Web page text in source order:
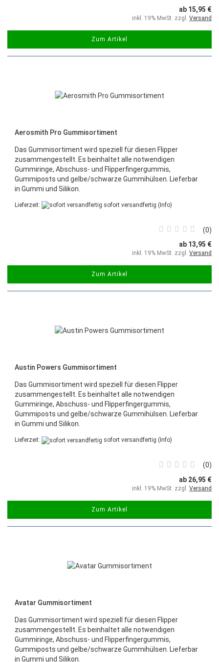
ab 15,95 €
inkl. 19% MwSt. zzgl. Versand
Zum Artikel
Aerosmith Pro Gummisortiment
Das Gummisortiment wird speziell für diesen Flipper
zusammengestellt. Es beinhaltet alle notwendigen
Gummiringe, Abschuss- und Flipperfingergummis,
Gummiposts und gelbe/schwarze Gummihülsen. Lieferbar
in Gummi und Silikon.
Lieferzeit: sofort versandfertig (Info)
0
ab 13,95 €
inkl. 19% MwSt. zzgl. Versand
Zum Artikel
Austin Powers Gummisortiment
Das Gummisortiment wird speziell für diesen Flipper
zusammengestellt. Es beinhaltet alle notwendigen
Gummiringe, Abschuss- und Flipperfingergummis,
Gummiposts und gelbe/schwarze Gummihülsen. Lieferbar
in Gummi und Silikon.
Lieferzeit: sofort versandfertig (Info)
0
ab 26,95 €
inkl. 19% MwSt. zzgl. Versand
Zum Artikel
Avatar Gummisortiment
Das Gummisortiment wird speziell für diesen Flipper
zusammengestellt. Es beinhaltet alle notwendigen
Gummiringe, Abschuss- und Flipperfingergummis,
Gummiposts und gelbe/schwarze Gummihülsen. Lieferbar
in Gummi und Silikon.